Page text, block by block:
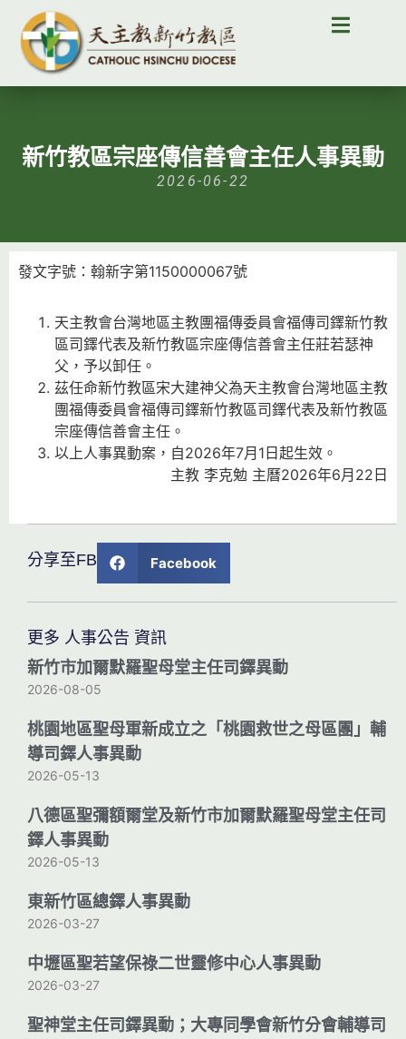
新竹教區宗座傳信善會主任人事異動
2026-06-22
發文字號：翰新字第1150000067號
天主教會台灣地區主教團福傳委員會福傳司鐸新竹教
區司鐸代表及新竹教區宗座傳信善會主任莊若瑟神
父，予以卸任。
茲任命新竹教區宋大建神父為天主教會台灣地區主教
團福傳委員會福傳司鐸新竹教區司鐸代表及新竹教區
宗座傳信善會主任。
以上人事異動案，自2026年7月1日起生效。
主教 李克勉 主曆2026年6月22日
分享至FB Facebook
更多 人事公告 資訊
新竹市加爾默羅聖母堂主任司鐸異動
2026-08-05
桃園地區聖母軍新成立之「桃園救世之母區團」輔
導司鐸人事異動
2026-05-13
八德區聖彌額爾堂及新竹市加爾默羅聖母堂主任司
鐸人事異動
2026-05-13
東新竹區總鐸人事異動
2026-03-27
中壢區聖若望保祿二世靈修中心人事異動
2026-03-27
聖神堂主任司鐸異動；大專同學會新竹分會輔導司